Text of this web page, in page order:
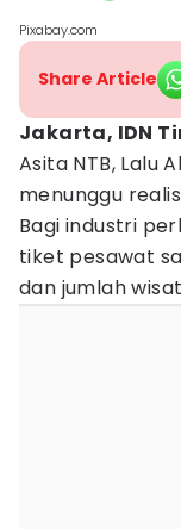
Pixabay.com
Share Article
Jakarta, IDN
Asita NTB, Lalu
menunggu
Bagi industri
tiket pesawat
dan jumlah